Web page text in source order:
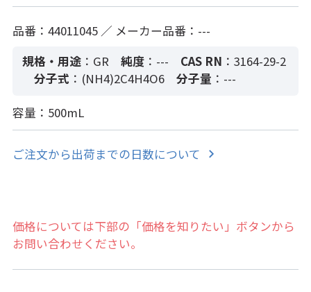
品番：44011045 ／ メーカー品番：---
規格・用途 ：GR 純度：--- CAS RN ：3164-29-2
分子式 ：(NH4)2C4H4O6 分子量 ：---
容量：500mL
ご注文から出荷までの日数について
価格については下部の「価格を知りたい」ボタンから
お問い合わせください。